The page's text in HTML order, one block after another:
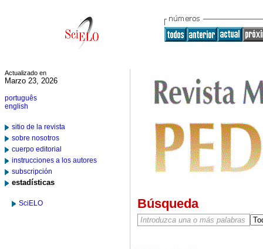
Actualizado en
Marzo 23, 2026
português
english
sitio de la revista
sobre nosotros
cuerpo editorial
instrucciones a los autores
subscripción
estadísticas
SciELO Búsqueda